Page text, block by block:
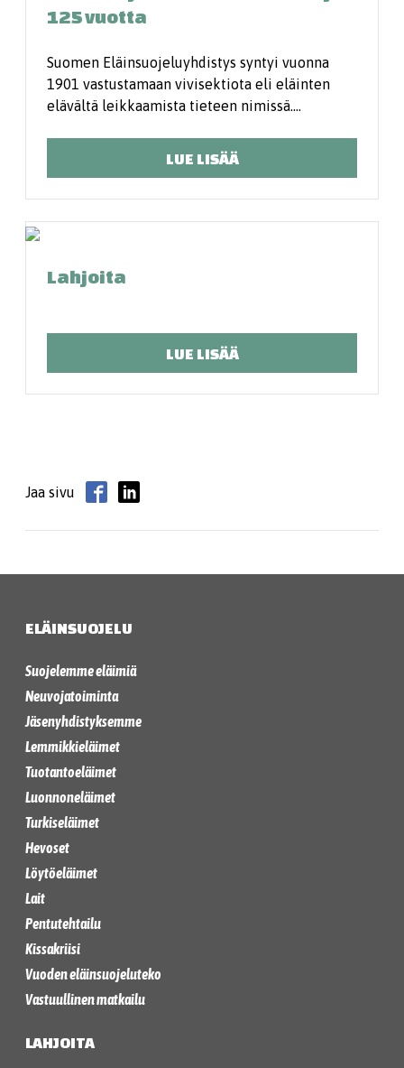
125 vuotta
Suomen Eläinsuojeluyhdistys syntyi vuonna
1901 vastustamaan vivisektiota eli eläinten
elävältä leikkaamista tieteen nimissä.…
LUE LISÄÄ
Lahjoita
LUE LISÄÄ
Jaa sivu
ELÄINSUOJELU
Suojelemme eläimiä
Neuvojatoiminta
Jäsenyhdistyksemme
Lemmikkieläimet
Tuotantoeläimet
Luonnoneläimet
Turkiseläimet
Hevoset
Löytöeläimet
Lait
Pentutehtailu
Kissakriisi
Vuoden eläinsuojeluteko
Vastuullinen matkailu
LAHJOITA